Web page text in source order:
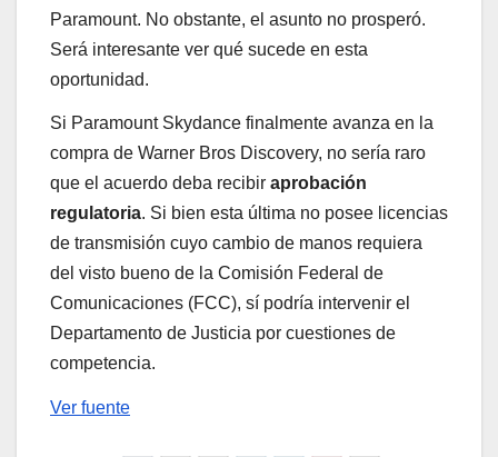
Paramount. No obstante, el asunto no prosperó.
Será interesante ver qué sucede en esta
oportunidad.
Si Paramount Skydance finalmente avanza en la
compra de Warner Bros Discovery, no sería raro
que el acuerdo deba recibir aprobación
regulatoria. Si bien esta última no posee licencias
de transmisión cuyo cambio de manos requiera
del visto bueno de la Comisión Federal de
Comunicaciones (FCC), sí podría intervenir el
Departamento de Justicia por cuestiones de
competencia.
Ver fuente